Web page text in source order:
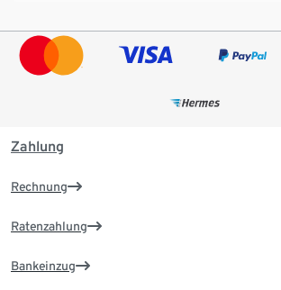
Zahlung
Rechnung
Ratenzahlung
Bankeinzug